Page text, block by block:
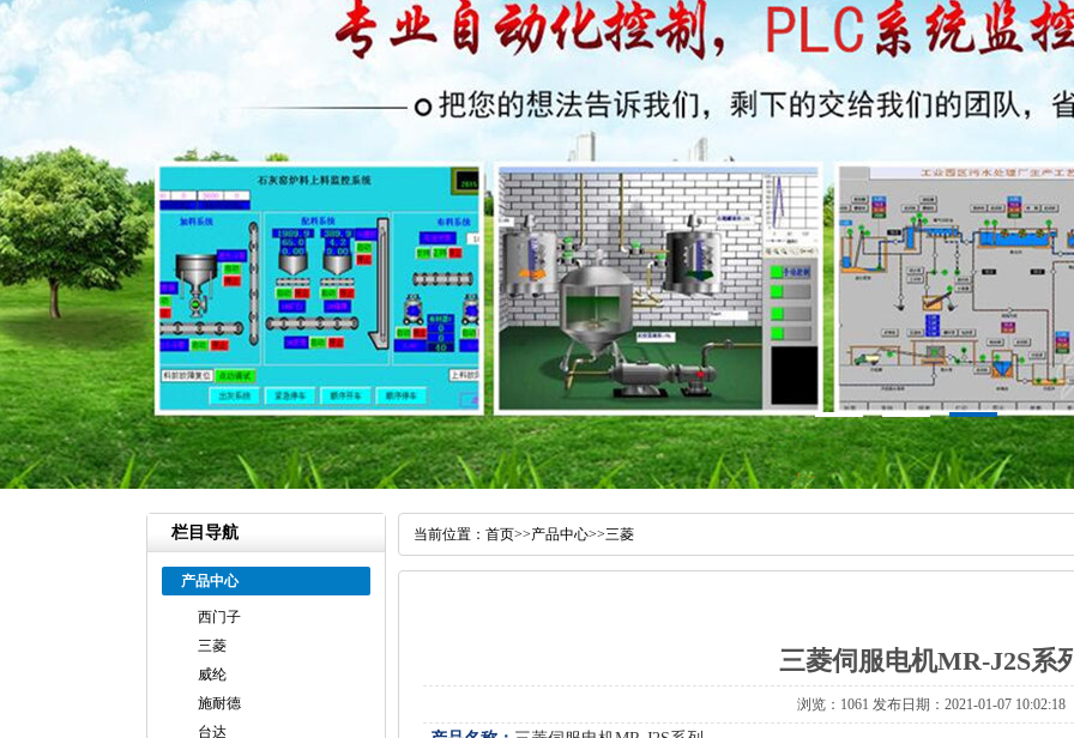
栏目导航
产品中心
西门子
三菱
威纶
施耐德
台达
当前位置： 首页>>产品中心>>三菱
三菱伺服电机MR-J2S系
浏览：1061 发布日期：2021-01-07 10:02:18